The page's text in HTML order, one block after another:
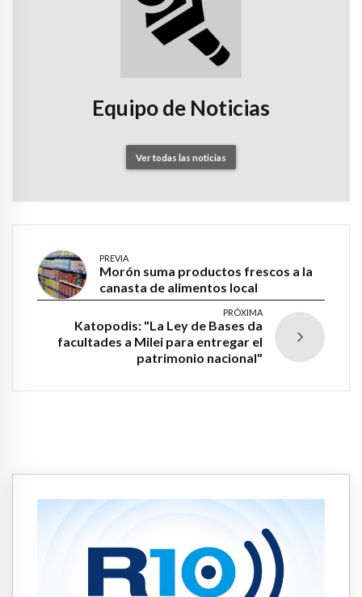
Equipo de Noticias
Ver todas las noticias
PREVIA
Morón suma productos frescos a la
canasta de alimentos local
PRÓXIMA
Katopodis: "La Ley de Bases da
facultades a Milei para entregar el
patrimonio nacional"